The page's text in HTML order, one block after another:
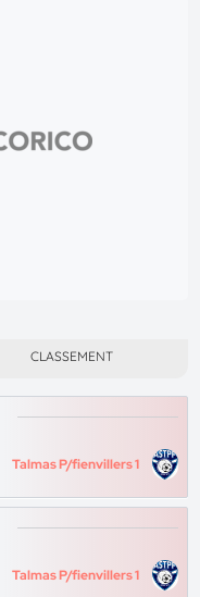
CLASSEMENT
Talmas P/fienvillers 1
Talmas P/fienvillers 1